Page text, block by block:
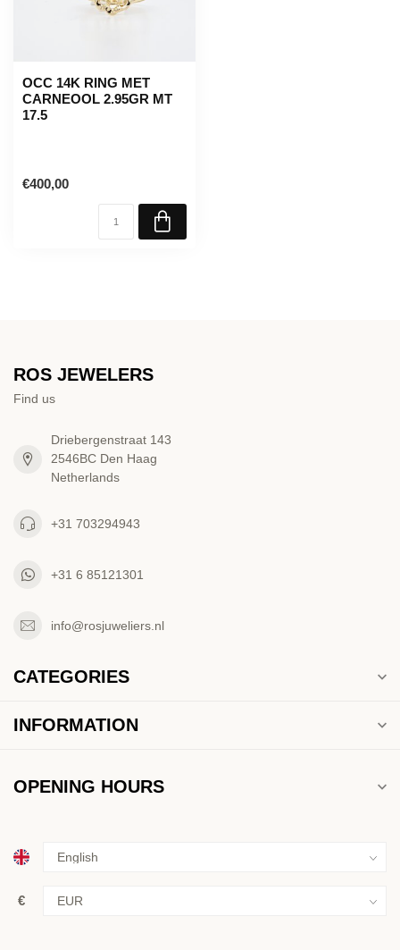
OCC 14K RING MET
CARNEOOL 2.95GR MT
17.5
€400,00
ROS JEWELERS
Find us
Driebergenstraat 143
2546BC Den Haag
Netherlands
+31 703294943
+31 6 85121301
info@rosjuweliers.nl
CATEGORIES
INFORMATION
OPENING HOURS
€